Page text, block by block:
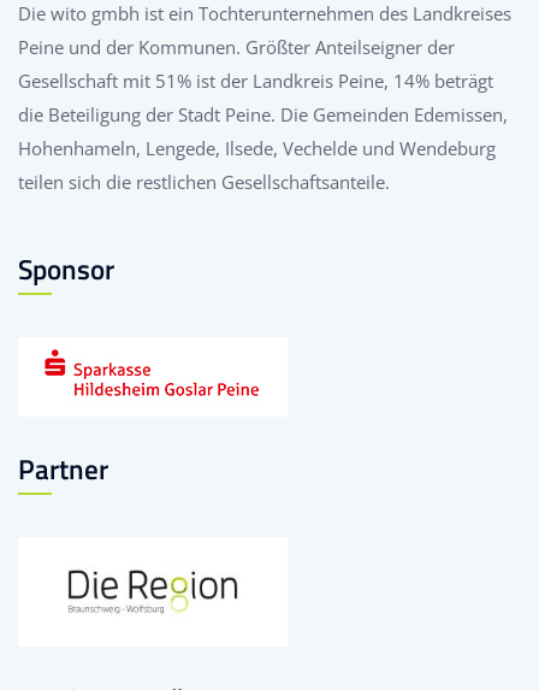
Die wito gmbh ist ein Tochterunternehmen des Landkreises
Peine und der Kommunen. Größter Anteilseigner der
Gesellschaft mit 51% ist der Landkreis Peine, 14% beträgt
die Beteiligung der Stadt Peine. Die Gemeinden Edemissen,
Hohenhameln, Lengede, Ilsede, Vechelde und Wendeburg
teilen sich die restlichen Gesellschaftsanteile.
Sponsor
Partner